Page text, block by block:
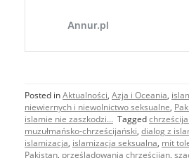
Posted inAktualności, Azja i Oceania,
niewiernych i niewolnictwo seksualne,
islamie nie zaszkodzi... Tagged
muzułmańsko-chrześcijański, dialog z
islamizacja, islamizacja seksualna, mit
Pakistan, prześladowania chrześcijan,